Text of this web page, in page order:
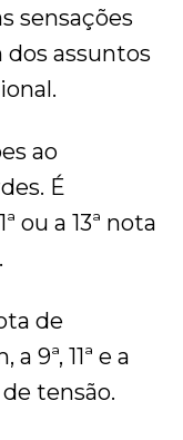
sensações
dos assuntos
ao
É
ou a 13ª nota
de
9ª, 11ª e a
tensão.